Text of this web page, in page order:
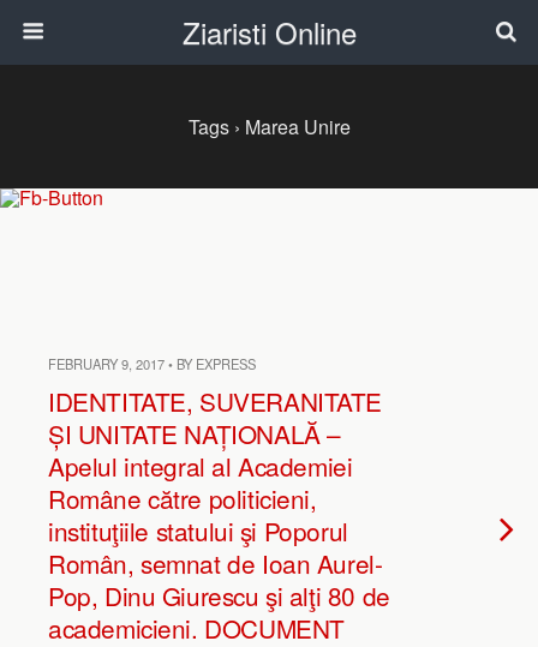
Ziaristi Online
Tags › Marea Unire
FEBRUARY 9, 2017 • BY EXPRESS
IDENTITATE, SUVERANITATE
ȘI UNITATE NAȚIONALĂ –
Apelul integral al Academiei
Române către politicieni,
instituţiile statului şi Poporul
Român, semnat de Ioan Aurel-
Pop, Dinu Giurescu şi alţi 80 de
academicieni. DOCUMENT